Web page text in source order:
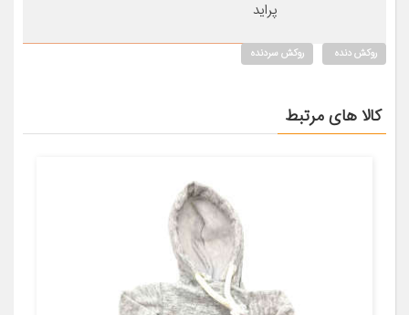
پراید
روکش دنده روکش سردنده
کالا های مرتبط